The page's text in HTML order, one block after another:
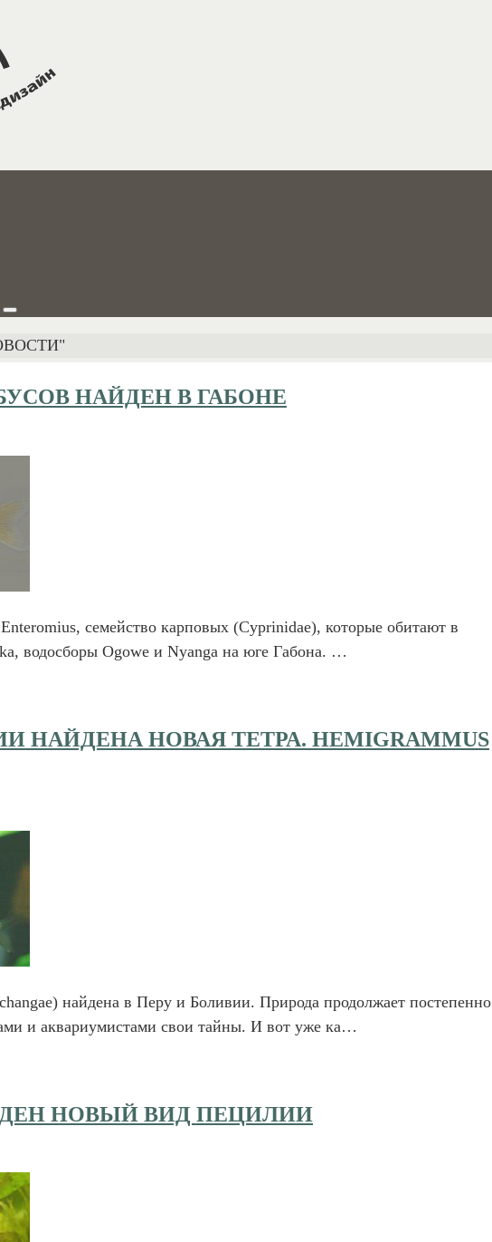
Поиск
НАЙДЕН В ГАБОНЕ
семейство карповых (Cyprinidae), которые обитают в
водосборы Ogowe и Nyanga на юге Габона. …
НАЙДЕНА НОВАЯ ТЕТРА. HEMIGRAMMUS
найдена в Перу и Боливии. Природа продолжает постепенно
и аквариумистами свои тайны. И вот уже ка…
НОВЫЙ ВИД ПЕЦИЛИИ